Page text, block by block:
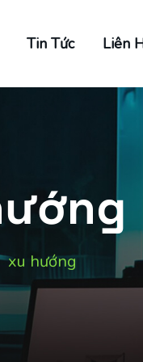
Tin Tức Liên
xu hướng